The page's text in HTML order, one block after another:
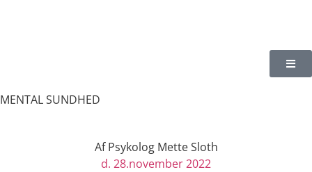
MENTAL SUNDHED
AfPsykolog Mette Sloth
d. 28.november 2022